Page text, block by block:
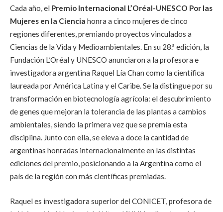
Cada año, el Premio Internacional L’Oréal-UNESCO Por las
Mujeres en la Ciencia honra a cinco mujeres de cinco
regiones diferentes, premiando proyectos vinculados a
Ciencias de la Vida y Medioambientales. En su 28.ª edición, la
Fundación L’Oréal y UNESCO anunciaron a la profesora e
investigadora argentina Raquel Lía Chan como la científica
laureada por América Latina y el Caribe. Se la distingue por su
transformación en biotecnología agrícola: el descubrimiento
de genes que mejoran la tolerancia de las plantas a cambios
ambientales, siendo la primera vez que se premia esta
disciplina. Junto con ella, se eleva a doce la cantidad de
argentinas honradas internacionalmente en las distintas
ediciones del premio, posicionando a la Argentina como el
país de la región con más científicas premiadas.
Raquel es investigadora superior del CONICET, profesora de